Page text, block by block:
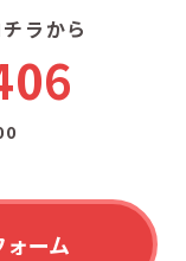
ラから
ーム